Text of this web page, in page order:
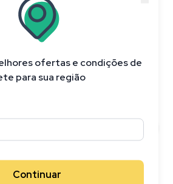
ofertas e condições de
para sua região
Continuar